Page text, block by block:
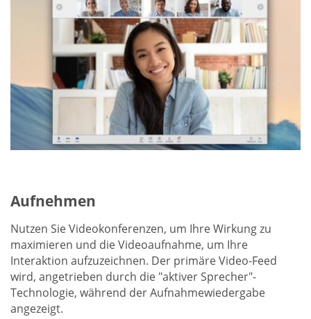
Aufnehmen
Nutzen Sie Videokonferenzen, um Ihre Wirkung zu
maximieren und die Videoaufnahme, um Ihre
Interaktion aufzuzeichnen. Der primäre Video-Feed
wird, angetrieben durch die "aktiver Sprecher"-
Technologie, während der Aufnahmewiedergabe
angezeigt.